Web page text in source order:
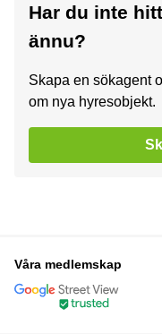
Har du inte
ännu?
Skapa en sökagent
om nya hyresobjekt.
Våra medlemskap